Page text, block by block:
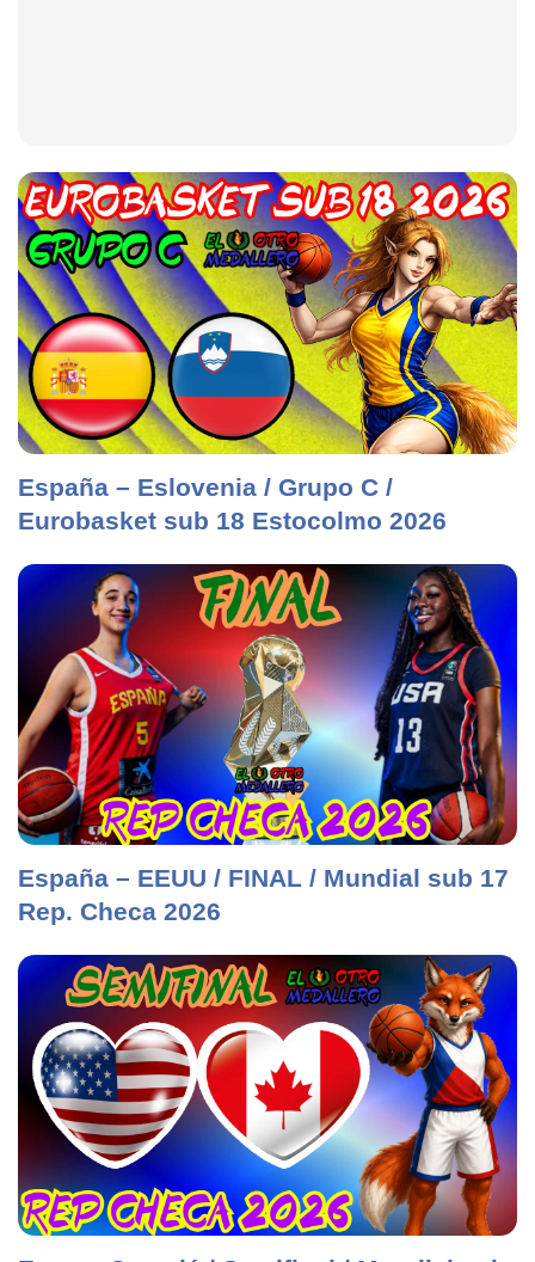
España – Eslovenia / Grupo C /
Eurobasket sub 18 Estocolmo 2026
España – EEUU / FINAL / Mundial sub 17
Rep. Checa 2026